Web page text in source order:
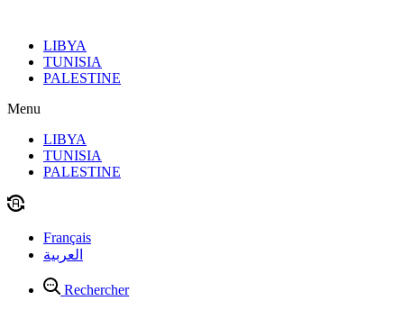
contenuLIBYA
TUNISIA
PALESTINE
Menu
LIBYA
TUNISIA
PALESTINE
Français
العربية
Rechercher